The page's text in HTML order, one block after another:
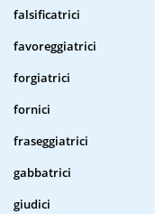
falsificatrici
favoreggiatrici
forgiatrici
fornici
fraseggiatrici
gabbatrici
giudici